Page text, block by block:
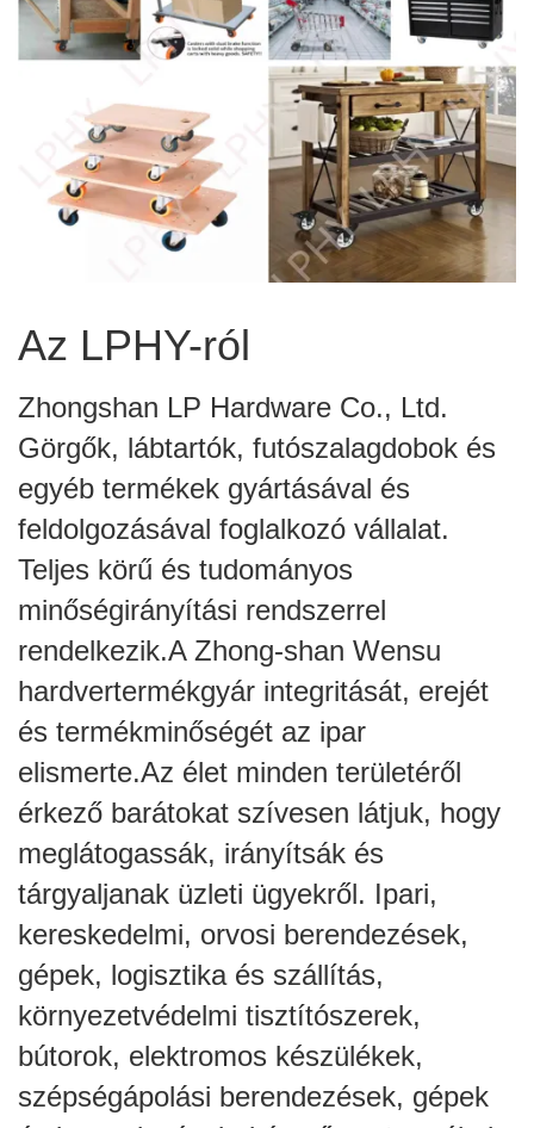
Az LPHY-ról
Zhongshan LP Hardware Co., Ltd.
Görgők, lábtartók, futószalagdobok és
egyéb termékek gyártásával és
feldolgozásával foglalkozó vállalat.
Teljes körű és tudományos
minőségirányítási rendszerrel
rendelkezik.A Zhong-shan Wensu
hardvertermékgyár integritását, erejét
és termékminőségét az ipar
elismerte.Az élet minden területéről
érkező barátokat szívesen látjuk, hogy
meglátogassák, irányítsák és
tárgyaljanak üzleti ügyekről. Ipari,
kereskedelmi, orvosi berendezések,
gépek, logisztika és szállítás,
környezetvédelmi tisztítószerek,
bútorok, elektromos készülékek,
szépségápolási berendezések, gépek